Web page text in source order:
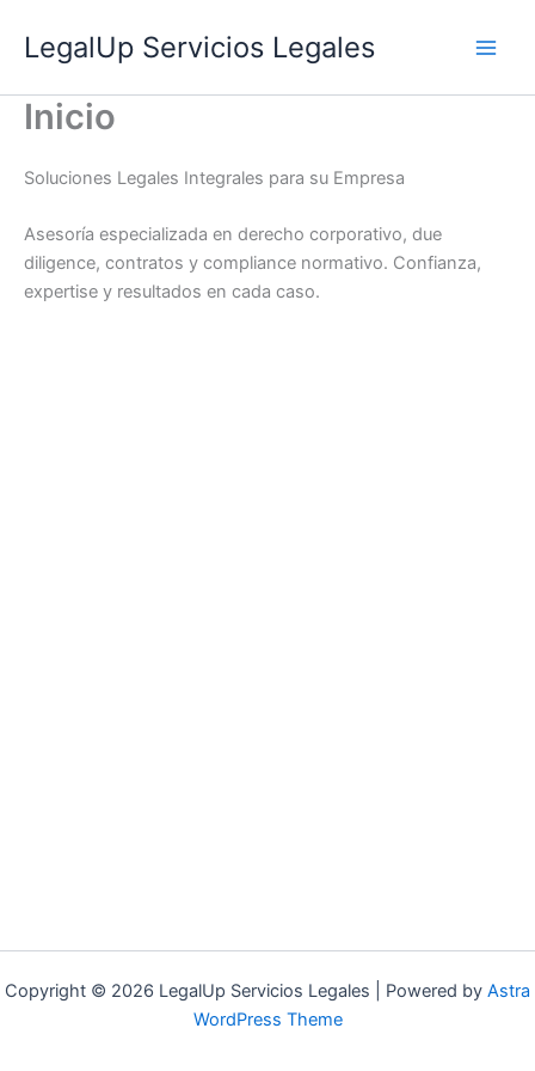
content
LegalUp Servicios Legales
Inicio
Soluciones Legales Integrales para su Empresa
Asesoría especializada en derecho corporativo, due
diligence, contratos y compliance normativo. Confianza,
expertise y resultados en cada caso.
Copyright © 2026 LegalUp Servicios Legales | Powered by Astra
WordPress Theme